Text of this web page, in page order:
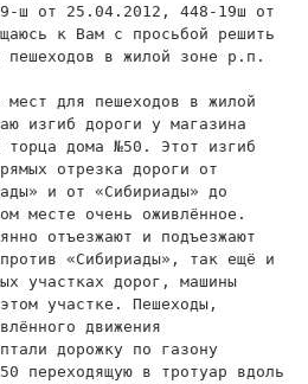
ш от 25.04.2012, 448-19ш от
к Вам с просьбой решить
пешеходов в жилой зоне р.п.
для пешеходов в жилой
изгиб дороги у магазина
торца дома №50. Этот изгиб
отрезка дороги от
и от «Сибириады» до
месте очень оживлённое.
отъезжают и подъезжают
«Сибириады», так ещё и
участках дорог, машины
участке. Пешеходы,
движения
дорожку по газону
переходящую в тротуар вдоль